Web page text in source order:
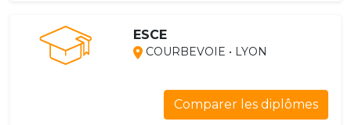
ESCE
COURBEVOIE • LYON
Comparer les diplômes